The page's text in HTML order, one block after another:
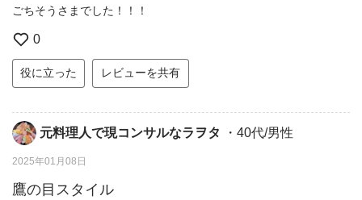
ごちそうさまでした！！！
0
役に立った レビューを共有
元料理人で現コンサルなラヲタ ・40代/男性
2025年01月08日
鷹の目スタイル